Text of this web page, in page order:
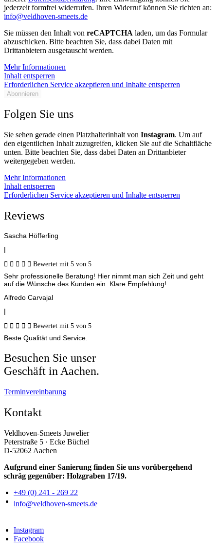
jederzeit formfrei widerrufen. Ihren Widerruf können Sie richten an:
info@veldhoven-smeets.de
Sie müssen den Inhalt von reCAPTCHA laden, um das Formular
abzuschicken. Bitte beachten Sie, dass dabei Daten mit
Drittanbietern ausgetauscht werden.
Mehr Informationen
Inhalt entsperren
Erforderlichen Service akzeptieren und Inhalte entsperren
Abonnieren
Folgen Sie uns
Sie sehen gerade einen Platzhalterinhalt von Instagram. Um auf
den eigentlichen Inhalt zuzugreifen, klicken Sie auf die Schaltfläche
unten. Bitte beachten Sie, dass dabei Daten an Drittanbieter
weitergegeben werden.
Mehr Informationen
Inhalt entsperren
Erforderlichen Service akzeptieren und Inhalte entsperren
Reviews
Sascha Höfferling
|
     Bewertet mit 5 von 5
Sehr professionelle Beratung! Hier nimmt man sich Zeit und geht
auf die Wünsche des Kunden ein. Klare Empfehlung!
Alfredo Carvajal
|
     Bewertet mit 5 von 5
Beste Qualität und Service.
Besuchen Sie unser
Geschäft in Aachen.
Terminvereinbarung
Kontakt
Veldhoven-Smeets Juwelier
Peterstraße 5 · Ecke Büchel
D-52062 Aachen
Aufgrund einer Sanierung finden Sie uns vorübergehend
schräg gegenüber: Holzgraben 17/19.
+49 (0) 241 - 269 22
info@veldhoven-smeets.de
Instagram
Facebook